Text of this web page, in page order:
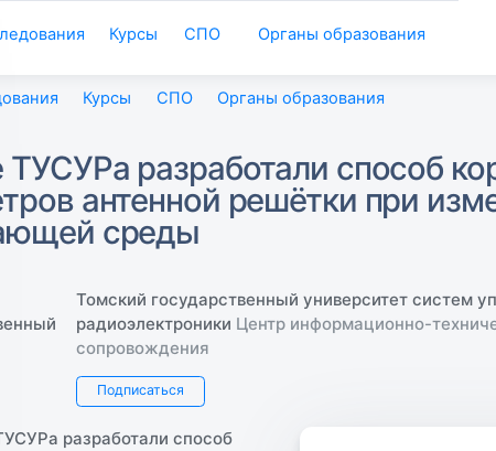
Курсы СПО Органы образования
Курсы СПО Органы образования
ТУСУРа разработали способ
антенной решётки при
среды
Томский государственный университет систем
радиоэлектроники Центр информационно-
сопровождения
Подписаться